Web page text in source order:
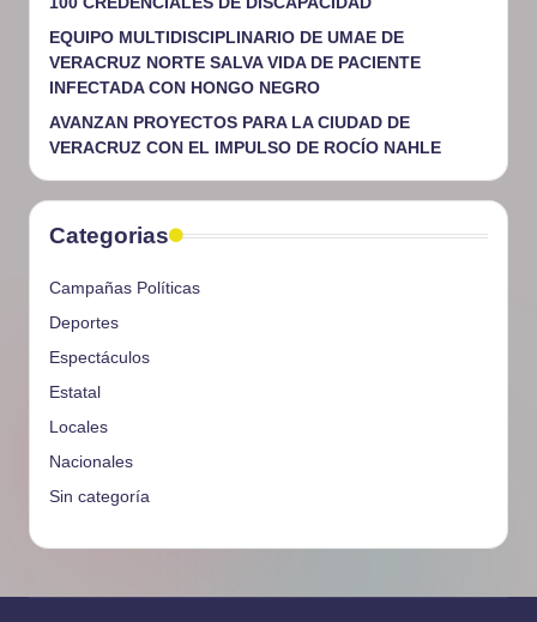
EQUIPO MULTIDISCIPLINARIO DE UMAE DE
VERACRUZ NORTE SALVA VIDA DE PACIENTE
INFECTADA CON HONGO NEGRO
AVANZAN PROYECTOS PARA LA CIUDAD DE
VERACRUZ CON EL IMPULSO DE ROCÍO NAHLE
Categorias
Campañas Políticas
Deportes
Espectáculos
Estatal
Locales
Nacionales
Sin categoría